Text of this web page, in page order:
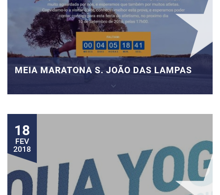
MEIA MARATONA S. JOÃO DAS LAMPAS
18
FEV
2018